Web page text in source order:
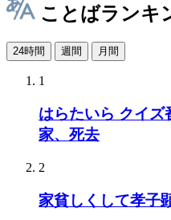
ことばランキ
24時間 週間 月間
1
はらたいら クイズ
家、死去
2
家貧しくして孝子